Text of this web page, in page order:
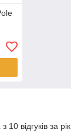
10 відгуків за рік